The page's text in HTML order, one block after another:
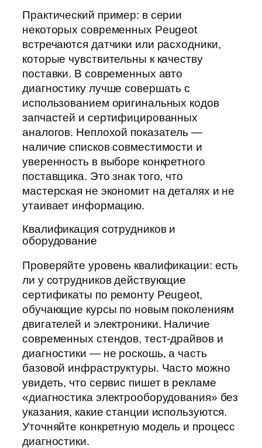
Практический пример: в серии
некоторых современных Peugeot
встречаются датчики или расходники,
которые чувствительны к качеству
поставки. В современных авто
диагностику лучше совершать с
использованием оригинальных кодов
запчастей и сертифицированных
аналогов. Неплохой показатель —
наличие списков совместимости и
уверенность в выборе конкретного
поставщика. Это знак того, что
мастерская не экономит на деталях и не
утаивает информацию.
Квалификация сотрудников и
оборудование
Проверяйте уровень квалификации: есть
ли у сотрудников действующие
сертификаты по ремонту Peugeot,
обучающие курсы по новым поколениям
двигателей и электроники. Наличие
современных стендов, тест-драйвов и
диагностики — не роскошь, а часть
базовой инфраструктуры. Часто можно
увидеть, что сервис пишет в рекламе
«диагностика электрооборудования» без
указания, какие станции используются.
Уточняйте конкретную модель и процесс
диагностики.